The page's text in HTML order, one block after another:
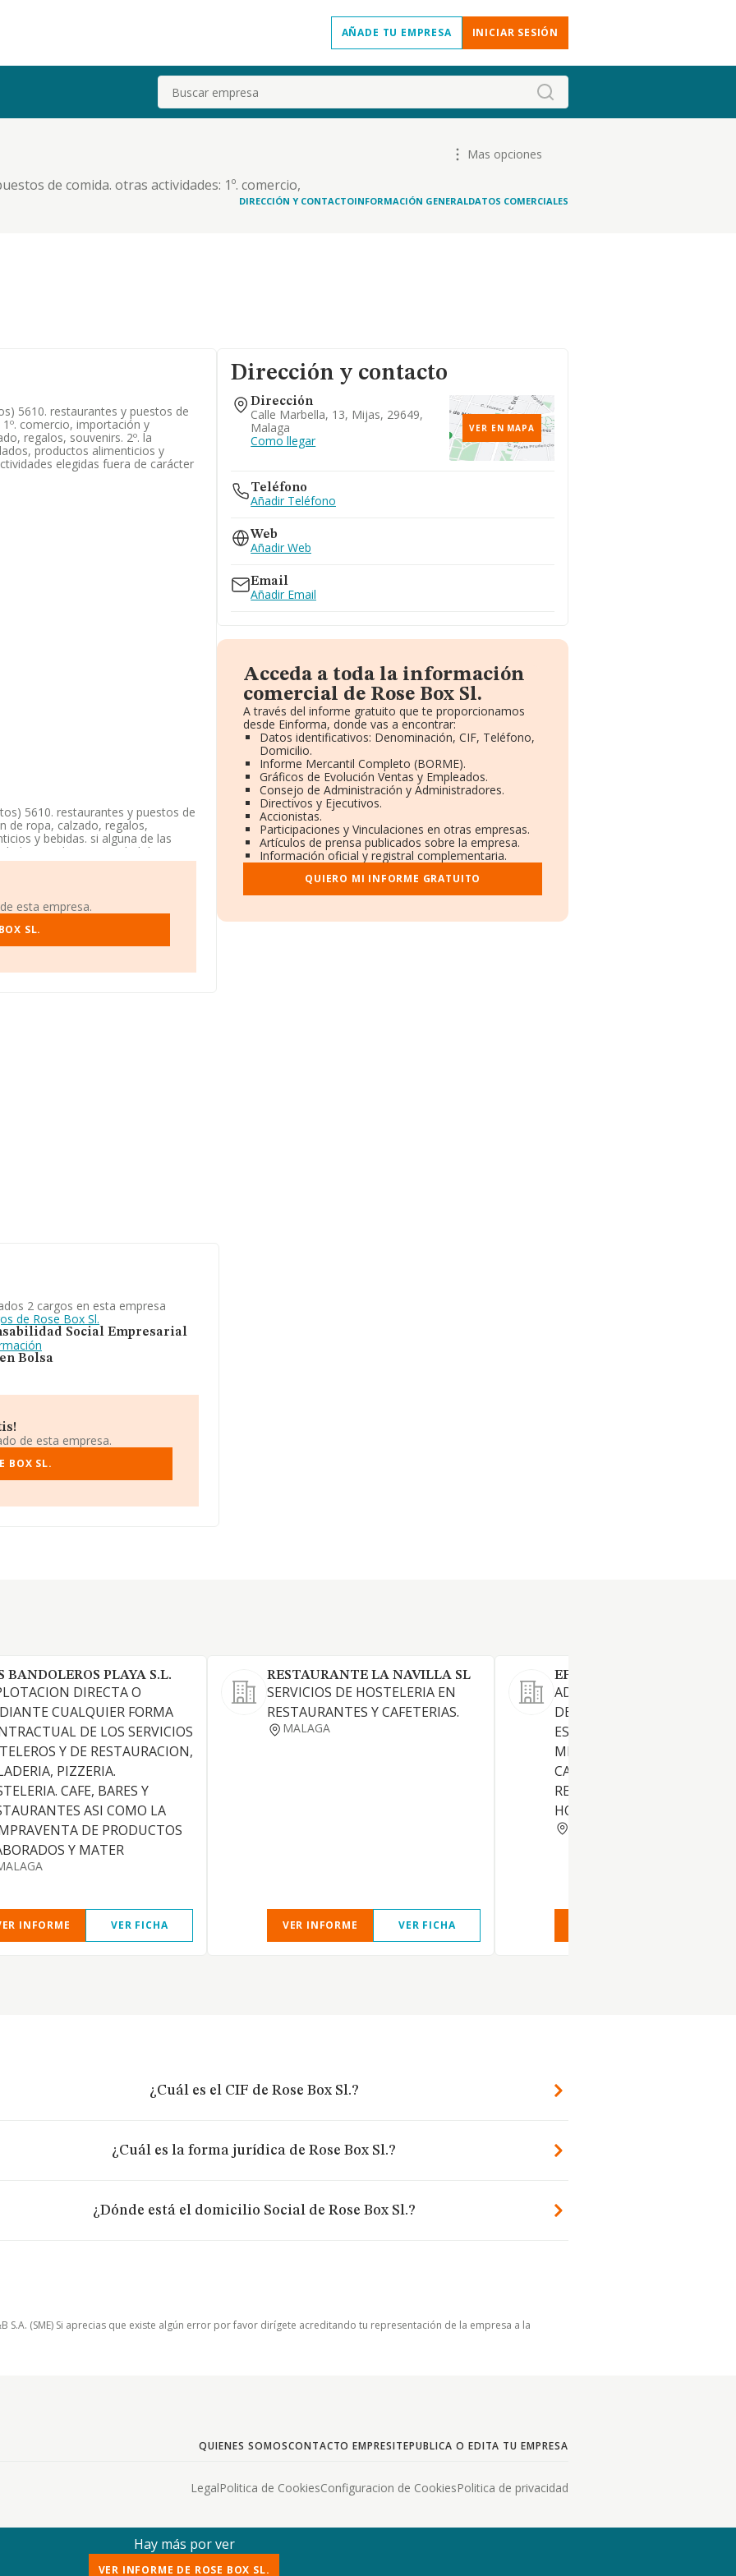
AÑADE TU EMPRESA INICIAR SESIÓN
Buscar
de comida. otras actividades: 1º. comercio,
2º. la elaboración y venta de helados,
Mas opciones
DIRECCIÓN Y CONTACTOINFORMACIÓN GENERALDATOS COMERCIALES
5610. restaurantes y puestos de
comercio, importación y
regalos, souvenirs. 2º. la
productos alimenticios y
elegidas fuera de carácter
5610. restaurantes y puestos de
de ropa, calzado, regalos,
y bebidas. si alguna de las
Limitada. La actividad de
empresa no tiene actividad en
Marbella La Cala De Mijas
empresas, en el ámbito
con la información de la
esta empresa.
SL.
Dirección y contacto
Dirección
Calle Marbella, 13, Mijas, 29649,
Malaga
Como llegar
VER EN MAPA
Teléfono
Añadir Teléfono
Web
Añadir Web
Email
Añadir Email
Acceda a toda la información
comercial de Rose Box Sl.
A través del informe gratuito que te proporcionamos
desde Einforma, donde vas a encontrar:
Datos identificativos: Denominación, CIF, Teléfono,
Domicilio.
Informe Mercantil Completo (BORME).
Gráficos de Evolución Ventas y Empleados.
Consejo de Administración y Administradores.
Directivos y Ejecutivos.
Accionistas.
Participaciones y Vinculaciones en otras empresas.
Artículos de prensa publicados sobre la empresa.
Información oficial y registral complementaria.
QUIERO MI INFORME GRATUITO
2 cargos en esta empresa
de Rose Box Sl.
Social Empresarial
Bolsa
de esta empresa.
BOX SL.
BANDOLEROS PLAYA S.L.
DIRECTA O
CUALQUIER FORMA
DE LOS SERVICIOS
Y DE RESTAURACION,
PIZZERIA.
CAFE, BARES Y
ASI COMO LA
DE PRODUCTOS
Y MATER
INFORME VER FICHA
RESTAURANTE LA NAVILLA SL
SERVICIOS DE HOSTELERIA EN
RESTAURANTES Y CAFETERIAS.
MALAGA
VER INFORME VER FICHA
EFEWOL RESTAURACION
ADMINISTRACION, GESTION
DESARROLLO DE
ESTABLECIMIENTOS
MERCANTILES DEDICADOS A
CAFETERIAS, BAR,
RESTAURANTES, CATERING
HOSTELERIA.
¿Cuál es el CIF de Rose Box Sl.?
¿Cuál es la forma jurídica de Rose Box Sl.?
¿Dónde está el domicilio Social de Rose Box Sl.?
(SME) Si aprecias que existe algún error por favor dirígete acreditando tu representación de la empresa a la
QUIENES SOMOSCONTACTO EMPRESITEPUBLICA O EDITA TU EMPRESA
LegalPolitica de CookiesConfiguracion de CookiesPolitica de privacidad
Hay más por ver
VER INFORME DE ROSE BOX SL.